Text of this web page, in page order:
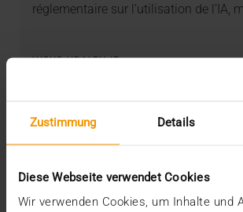
Zustimmung Details
Diese Webseite verwendet Cookies
Wir verwenden Cookies, um Inhalte und
réglementaire sur l’utilisation de l’IA,
VISUS HEALTH IT